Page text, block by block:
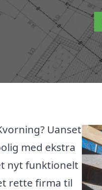
Uanset
med ekstra
nyt funktionelt
rette firma til